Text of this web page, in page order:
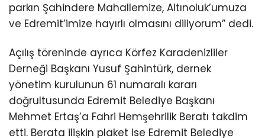
parkın Şahindere Mahallemize, Altınoluk’umuza
ve Edremit’imize hayırlı olmasını diliyorum” dedi.
Açılış töreninde ayrıca Körfez Karadenizliler
Derneği Başkanı Yusuf Şahintürk, dernek
yönetim kurulunun 61 numaralı kararı
doğrultusunda Edremit Belediye Başkanı
Mehmet Ertaş’a Fahri Hemşehrilik Beratı takdim
etti. Berata ilişkin plaket ise Edremit Belediye